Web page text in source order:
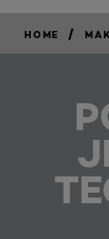
HOME /